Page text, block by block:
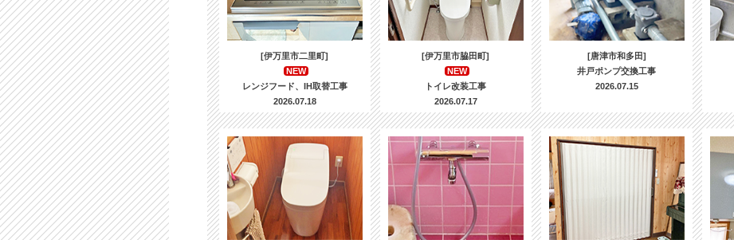
[伊万里市二里町]
NEW
レンジフード、IH取替工事
2026.07.18
[伊万里市脇田町]
NEW
トイレ改装工事
2026.07.17
[唐津市和多田]
井戸ポンプ交換工事
2026.07.15